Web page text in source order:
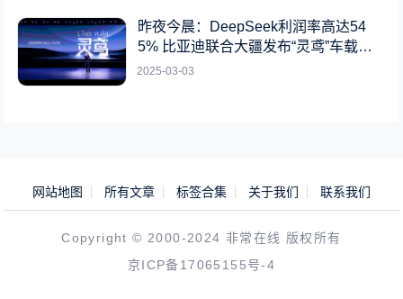
昨夜今晨：DeepSeek利润率高达54
5% 比亚迪联合大疆发布“灵鸢”车载无
人机系统
2025-03-03
网站地图 所有文章 标签合集 关于我们 联系我们
Copyright © 2000-2024 非常在线 版权所有
京ICP备17065155号-4